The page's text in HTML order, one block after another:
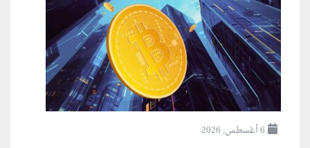
6 أغسطس, 2026